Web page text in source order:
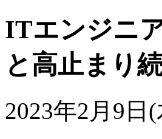
ITエンジニ
と高止まり
2023年2月9日